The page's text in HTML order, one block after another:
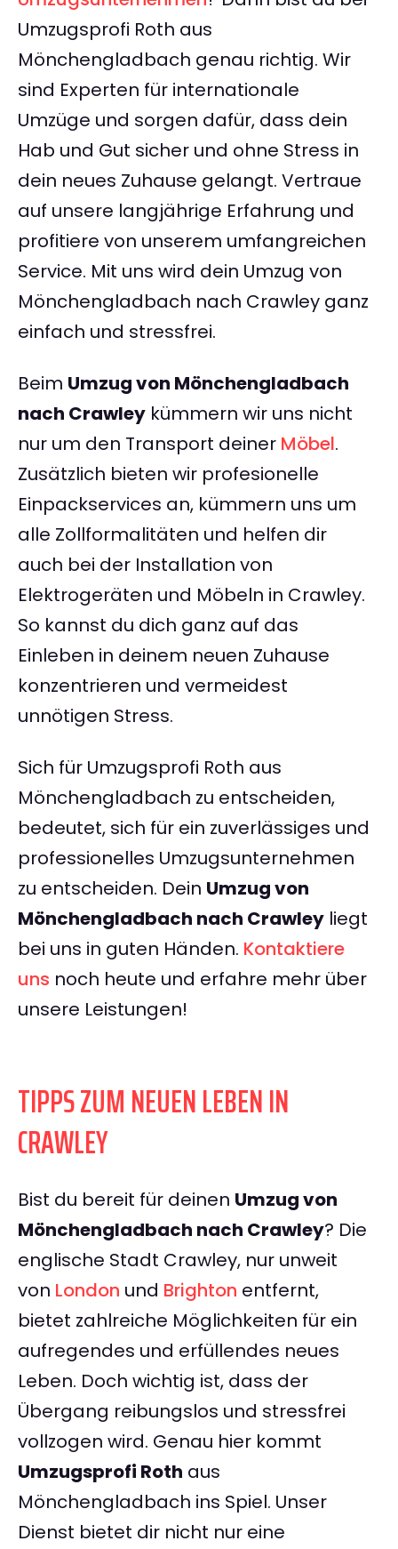
Umzugsprofi Roth aus
Mönchengladbach genau richtig. Wir
sind Experten für internationale
Umzüge und sorgen dafür, dass dein
Hab und Gut sicher und ohne Stress in
dein neues Zuhause gelangt. Vertraue
auf unsere langjährige Erfahrung und
profitiere von unserem umfangreichen
Service. Mit uns wird dein Umzug von
Mönchengladbach nach Crawley ganz
einfach und stressfrei.
Beim Umzug von Mönchengladbach
nach Crawley kümmern wir uns nicht
nur um den Transport deiner Möbel.
Zusätzlich bieten wir profesionelle
Einpackservices an, kümmern uns um
alle Zollformalitäten und helfen dir
auch bei der Installation von
Elektrogeräten und Möbeln in Crawley.
So kannst du dich ganz auf das
Einleben in deinem neuen Zuhause
konzentrieren und vermeidest
unnötigen Stress.
Sich für Umzugsprofi Roth aus
Mönchengladbach zu entscheiden,
bedeutet, sich für ein zuverlässiges und
professionelles Umzugsunternehmen
zu entscheiden. Dein Umzug von
Mönchengladbach nach Crawley liegt
bei uns in guten Händen. Kontaktiere
uns noch heute und erfahre mehr über
unsere Leistungen!
TIPPS ZUM NEUEN LEBEN IN
CRAWLEY
Bist du bereit für deinen Umzug von
Mönchengladbach nach Crawley? Die
englische Stadt Crawley, nur unweit
von London und Brighton entfernt,
bietet zahlreiche Möglichkeiten für ein
aufregendes und erfüllendes neues
Leben. Doch wichtig ist, dass der
Übergang reibungslos und stressfrei
vollzogen wird. Genau hier kommt
Umzugsprofi Roth aus
Mönchengladbach ins Spiel. Unser
Dienst bietet dir nicht nur eine